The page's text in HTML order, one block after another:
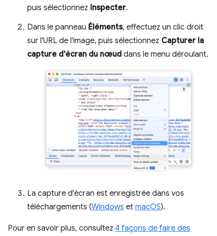
puis sélectionnez Inspecter.
Dans le panneau Éléments, effectuez un clic droit
sur l'URL de l'image, puis sélectionnez Capturer la
capture d'écran du nœud dans le menu déroulant.
La capture d'écran est enregistrée dans vos
téléchargements (Windows et macOS).
Pour en savoir plus, consultez 4 façons de faire des